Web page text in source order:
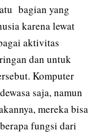
bagian yang
karena lewat
aktivitas
dan untuk
Komputer
saja, namun
mereka bisa
fungsi dari